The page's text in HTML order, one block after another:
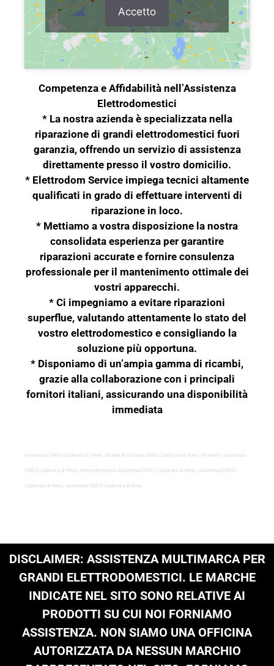
Accetto
Competenza e Affidabilità nell’Assistenza
Elettrodomestici
* La nostra azienda è specializzata nella
riparazione di grandi elettrodomestici fuori
garanzia, offrendo un servizio di assistenza
direttamente presso il vostro domicilio.
* Elettrodom Service impiega tecnici altamente
qualificati in grado di effettuare interventi di
riparazione in loco.
* Mettiamo a vostra disposizione la nostra
consolidata esperienza per garantire
riparazioni accurate e fornire consulenza
professionale per il mantenimento ottimale dei
vostri apparecchi.
* Ci impegniamo a evitare riparazioni
superflue, valutando attentamente lo stato del
vostro elettrodomestico e consigliando la
soluzione più opportuna.
* Disponiamo di un’ampia gamma di ricambi,
grazie alla collaborazione con i principali
fornitori italiani, assicurando una disponibilità
immediata
Assistenza SMEG Calderara di Reno, chiama Assistenza SMEG Calderara di Reno, forniamo assistenza
SMEG Calderara di Reno, elettrodomestici Assistenza SMEG Calderara di Reno, assistenza-SMEG-
Calderara di Reno, assistenza SMEG Calderara di Reno
DISCLAIMER: ASSISTENZA MULTIMARCA PER
GRANDI ELETTRODOMESTICI. LE MARCHE
INDICATE NEL SITO SONO RELATIVE AI
PRODOTTI SU CUI NOI FORNIAMO
ASSISTENZA. NON SIAMO UNA OFFICINA
AUTORIZZATA DA NESSUN MARCHIO